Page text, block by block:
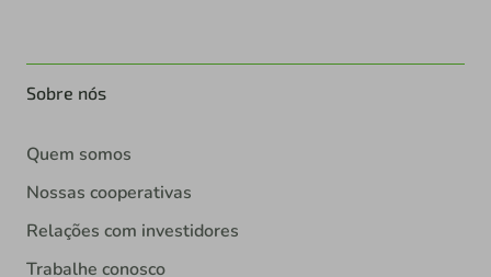
Sobre nós
Quem somos
Nossas cooperativas
Relações com investidores
Trabalhe conosco